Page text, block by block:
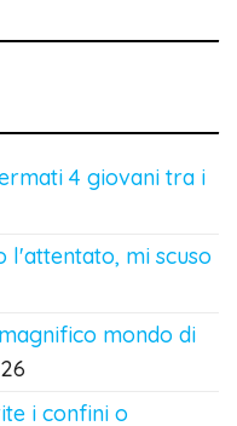
4 giovani tra i
l'attentato, mi scuso
mondo di
i confini o